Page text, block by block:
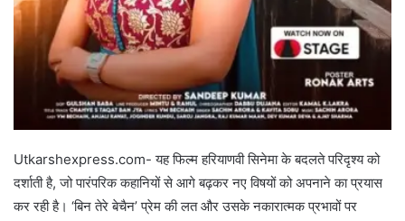
Utkarshexpress.com- यह फिल्म हरियाणवी सिनेमा के बदलते परिदृश्य को
दर्शाती है, जो पारंपरिक कहानियों से आगे बढ़कर नए विषयों को अपनाने का प्रयास
कर रही है। ‘बिन तेरे बेचैन’ प्रेम की लत और उसके नकारात्मक प्रभावों पर